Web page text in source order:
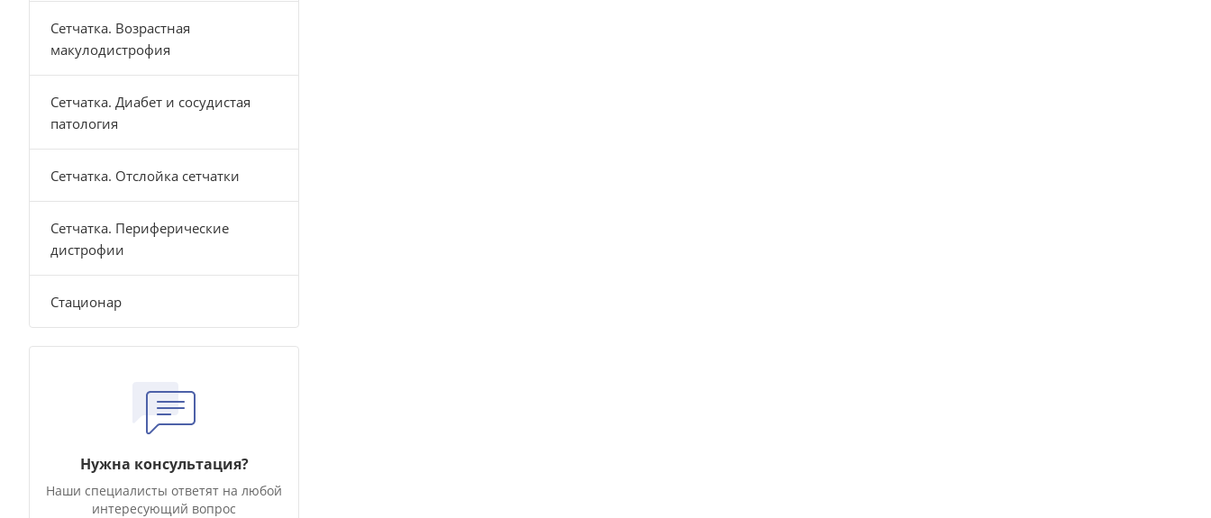
Сетчатка. Возрастная
макулодистрофия
Сетчатка. Диабет и сосудистая
патология
Сетчатка. Отслойка сетчатки
Сетчатка. Периферические
дистрофии
Стационар
Нужна консультация?
Наши специалисты ответят на любой
интересующий вопрос